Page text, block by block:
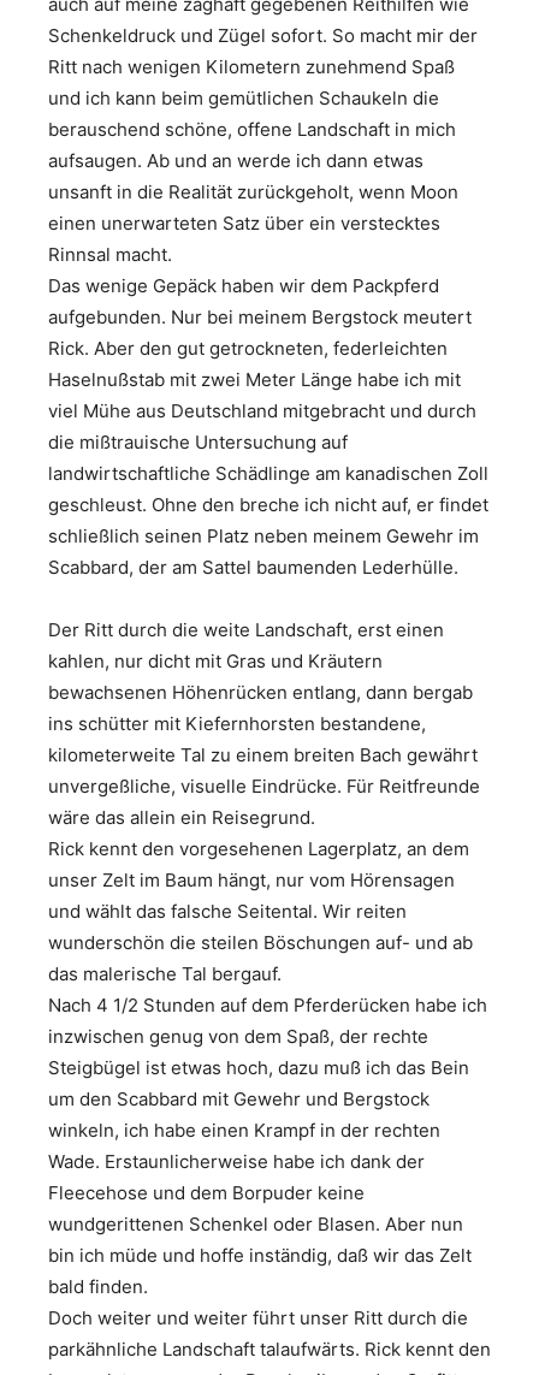
Schenkeldruck und Zügel sofort. So macht mir der
Ritt nach wenigen Kilometern zunehmend Spaß
und ich kann beim gemütlichen Schaukeln die
berauschend schöne, offene Landschaft in mich
aufsaugen. Ab und an werde ich dann etwas
unsanft in die Realität zurückgeholt, wenn Moon
einen unerwarteten Satz über ein verstecktes
Rinnsal macht.
Das wenige Gepäck haben wir dem Packpferd
aufgebunden. Nur bei meinem Bergstock meutert
Rick. Aber den gut getrockneten, federleichten
Haselnußstab mit zwei Meter Länge habe ich mit
viel Mühe aus Deutschland mitgebracht und durch
die mißtrauische Untersuchung auf
landwirtschaftliche Schädlinge am kanadischen Zoll
geschleust. Ohne den breche ich nicht auf, er findet
schließlich seinen Platz neben meinem Gewehr im
Scabbard, der am Sattel baumenden Lederhülle.
Der Ritt durch die weite Landschaft, erst einen
kahlen, nur dicht mit Gras und Kräutern
bewachsenen Höhenrücken entlang, dann bergab
ins schütter mit Kiefernhorsten bestandene,
kilometerweite Tal zu einem breiten Bach gewährt
unvergeßliche, visuelle Eindrücke. Für Reitfreunde
wäre das allein ein Reisegrund.
Rick kennt den vorgesehenen Lagerplatz, an dem
unser Zelt im Baum hängt, nur vom Hörensagen
und wählt das falsche Seitental. Wir reiten
wunderschön die steilen Böschungen auf- und ab
das malerische Tal bergauf.
Nach 4 1/2 Stunden auf dem Pferderücken habe ich
inzwischen genug von dem Spaß, der rechte
Steigbügel ist etwas hoch, dazu muß ich das Bein
um den Scabbard mit Gewehr und Bergstock
winkeln, ich habe einen Krampf in der rechten
Wade. Erstaunlicherweise habe ich dank der
Fleecehose und dem Borpuder keine
wundgerittenen Schenkel oder Blasen. Aber nun
bin ich müde und hoffe inständig, daß wir das Zelt
bald finden.
Doch weiter und weiter führt unser Ritt durch die
parkähnliche Landschaft talaufwärts. Rick kennt den